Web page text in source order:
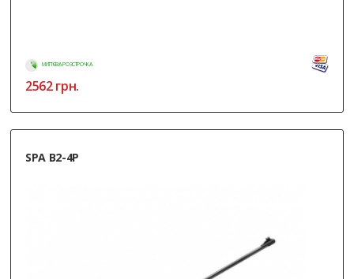
МИТТЄВА РОЗСТРОЧКА
2562грн.
SPA B2-4P